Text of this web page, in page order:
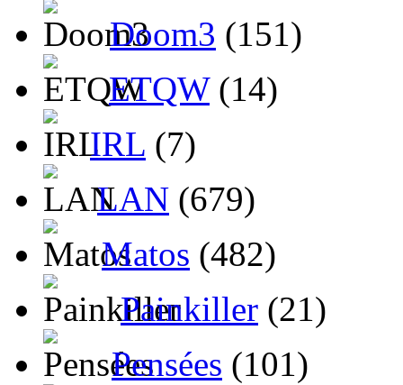
Doom3 (151)
ETQW(14)
IRL (7)
LAN (679)
Matos (482)
Painkiller (21)
Pensées (101)